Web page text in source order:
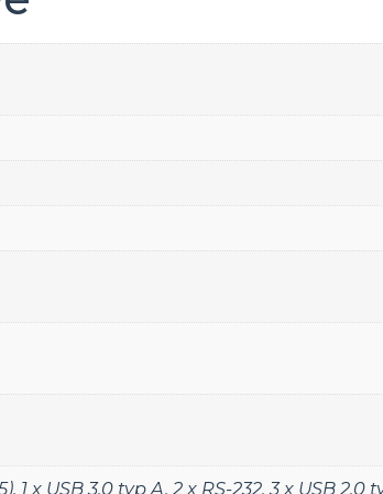
, 1 x USB 3.0 typ A, 2 x RS-232,3 x USB 2.0